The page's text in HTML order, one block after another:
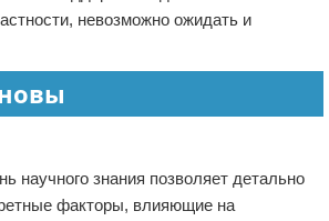
невозможно ожидать и
научного знания позволяет детально
факторы, влияющие на